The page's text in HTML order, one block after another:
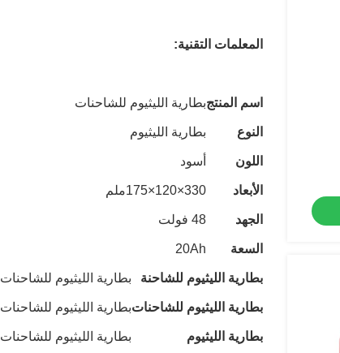
المعلمات التقنية:
اسم المنتجبطارية الليثيوم للشاحنات
النوع بطارية الليثيوم
اللون أسود
الأبعاد 330×120×175ملم
الجهد 48 فولت
السعة 20Ah
بطارية الليثيوم للشاحنة بطارية الليثيوم للشاحنات
بطارية الليثيوم للشاحناتبطارية الليثيوم للشاحنات
بطارية الليثيوم بطارية الليثيوم للشاحنات